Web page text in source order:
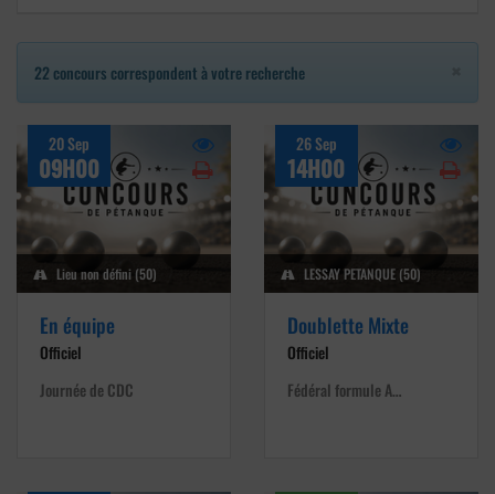
22 concours correspondent à votre recherche
20 Sep
09H00
Lieu non défini (50)
En équipe
Officiel
Journée de CDC
26 Sep
14H00
LESSAY PETANQUE (50)
Doublette Mixte
Officiel
Fédéral formule A…